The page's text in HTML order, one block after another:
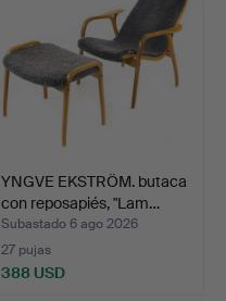
YNGVE EKSTRÖM. butaca
con reposapiés, "Lam…
Subastado 6 ago 2026
27 pujas
388 USD